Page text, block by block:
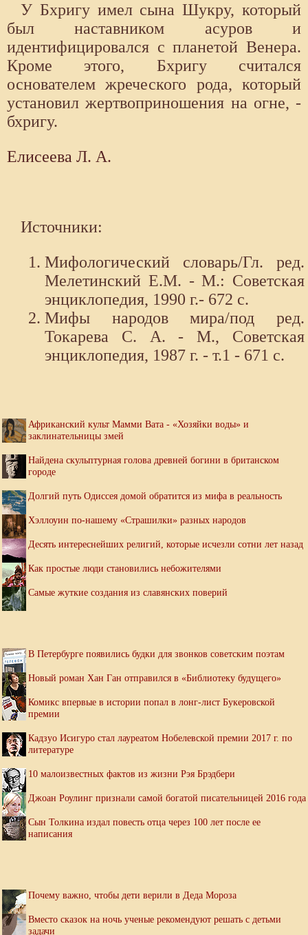
У Бхригу имел сына Шукру, который
был наставником асуров и
идентифицировался с планетой Венера.
Кроме этого, Бхригу считался
основателем жреческого рода, который
установил жертвоприношения на огне, -
бхригу.
Елисеева Л. А.
Источники:
Мифологический словарь/Гл. ред.
Мелетинский Е.М. - М.: Советская
энциклопедия, 1990 г.- 672 с.
Мифы народов мира/под ред.
Токарева С. А. - М., Советская
энциклопедия, 1987 г. - т.1 - 671 с.
Африканский культ Мамми Вата - «Хозяйки воды» и
заклинательницы змей
Найдена скульптурная голова древней богини в британском
городе
Долгий путь Одиссея домой обратится из мифа в реальность
Хэллоуин по-нашему «Страшилки» разных народов
Десять интереснейших религий, которые исчезли сотни лет назад
Как простые люди становились небожителями
Самые жуткие создания из славянских поверий
В Петербурге появились будки для звонков советским поэтам
Новый роман Хан Ган отправился в «Библиотеку будущего»
Комикс впервые в истории попал в лонг-лист Букеровской
премии
Кадзуо Исигуро стал лауреатом Нобелевской премии 2017 г. по
литературе
10 малоизвестных фактов из жизни Рэя Брэдбери
Джоан Роулинг признали самой богатой писательницей 2016 года
Сын Толкина издал повесть отца через 100 лет после ее
написания
Почему важно, чтобы дети верили в Деда Мороза
Вместо сказок на ночь ученые рекомендуют решать с детьми
задачи